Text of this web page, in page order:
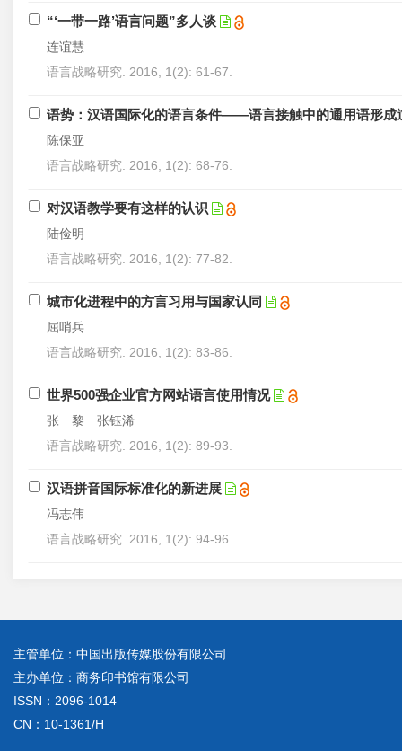
“‘一带一路’语言问题”多人谈
连谊慧
语言战略研究. 2016, 1(2): 61-67.
语势：汉语国际化的语言条件——语言接触中的通用语形成
陈保亚
语言战略研究. 2016, 1(2): 68-76.
对汉语教学要有这样的认识
陆俭明
语言战略研究. 2016, 1(2): 77-82.
城市化进程中的方言习用与国家认同
屈哨兵
语言战略研究. 2016, 1(2): 83-86.
世界500强企业官方网站语言使用情况
张 黎 张钰浠
语言战略研究. 2016, 1(2): 89-93.
汉语拼音国际标准化的新进展
冯志伟
语言战略研究. 2016, 1(2): 94-96.
主管单位：中国出版传媒股份有限公司
主办单位：商务印书馆有限公司
ISSN：2096-1014
CN：10-1361/H